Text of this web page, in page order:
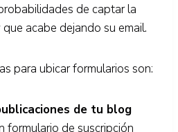
de captar la
acabe dejando su email.
para ubicar formularios son:
de tu blog
formulario de suscripción